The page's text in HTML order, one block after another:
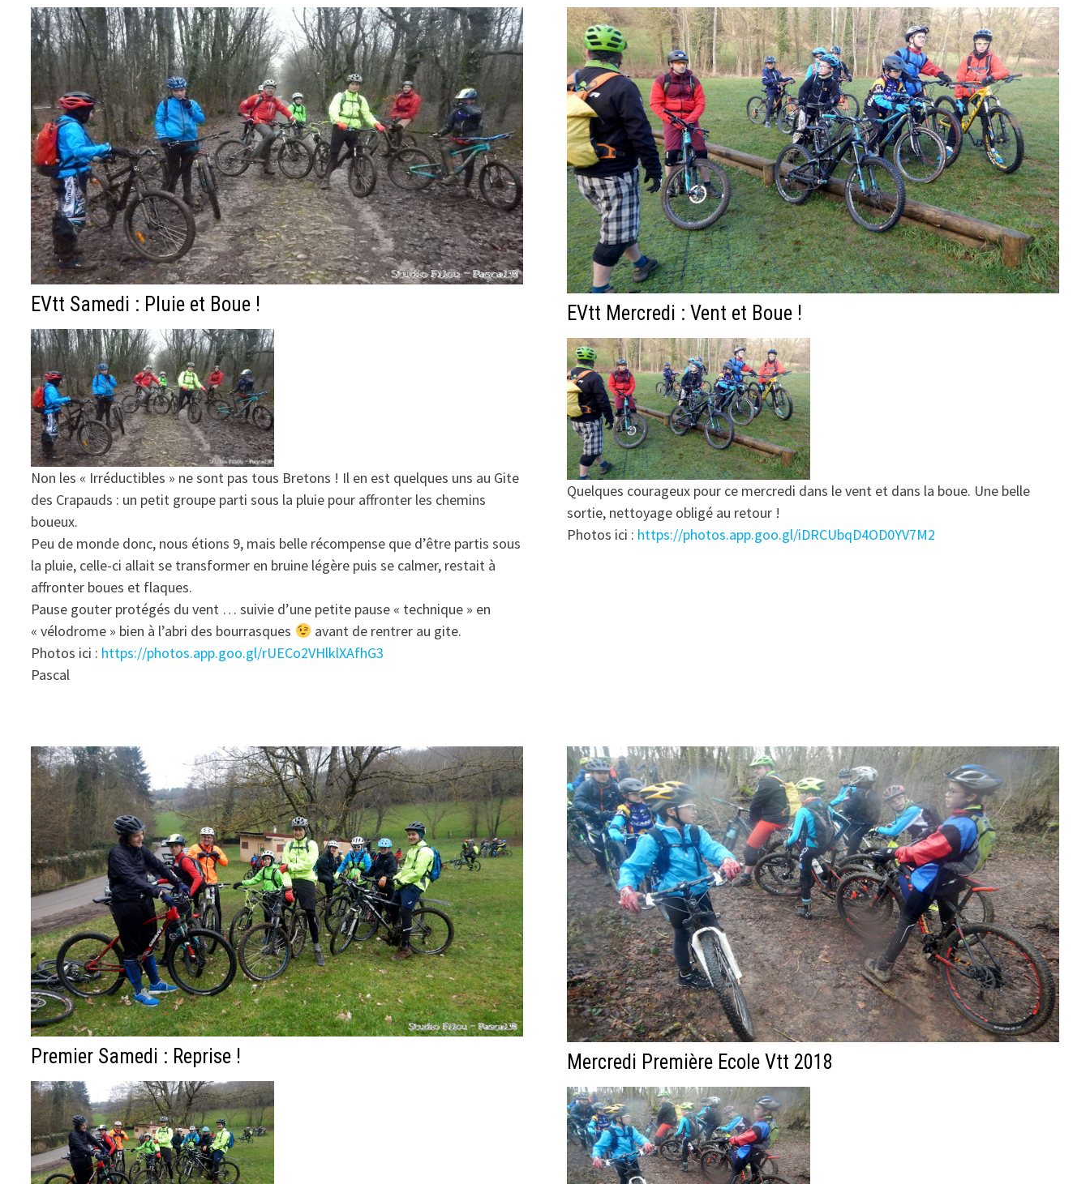
EVtt Samedi : Pluie et Boue !
Non les « Irréductibles » ne sont pas tous Bretons ! Il en est quelques uns au Gite
des Crapauds : un petit groupe parti sous la pluie pour affronter les chemins
boueux.
Peu de monde donc, nous étions 9, mais belle récompense que d’être partis sous
la pluie, celle-ci allait se transformer en bruine légère puis se calmer, restait à
affronter boues et flaques.
Pause gouter protégés du vent … suivie d’une petite pause « technique » en
« vélodrome » bien à l’abri des bourrasques
avant de rentrer au gite.
Photos ici : https://photos.app.goo.gl/rUECo2VHlklXAfhG3
Pascal
EVtt Mercredi : Vent et Boue !
Quelques courageux pour ce mercredi dans le vent et dans la boue. Une belle
sortie, nettoyage obligé au retour !
Photos ici : https://photos.app.goo.gl/iDRCUbqD4OD0YV7M2
Premier Samedi : Reprise ! Mercredi Première Ecole Vtt 2018